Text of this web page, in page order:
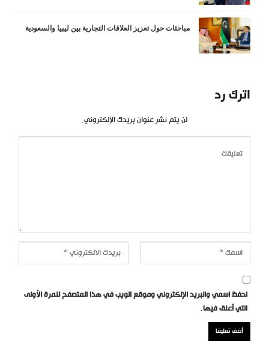
مباحثات حول تعزيز العلاقات التجارية بين ليبيا والسعودية
اترك رد
لن يتم نشر عنوان بريدك الإلكتروني.
احفظ اسمي والبريد الإلكتروني وموقع الويب في هذا المتصفح للمرة الأولى
التي أعلق فيها.